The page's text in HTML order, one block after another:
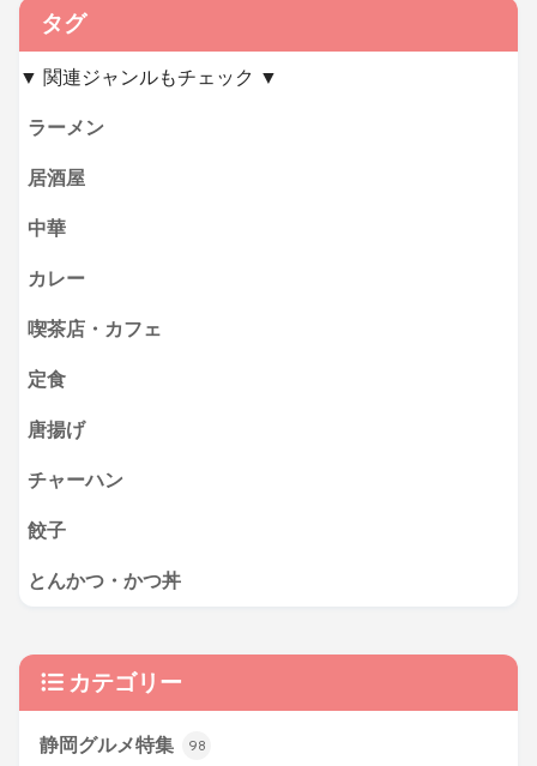
タグ
▼ 関連ジャンルもチェック ▼
ラーメン
居酒屋
中華
カレー
喫茶店・カフェ
定食
唐揚げ
チャーハン
餃子
とんかつ・かつ丼
カテゴリー
静岡グルメ特集 98